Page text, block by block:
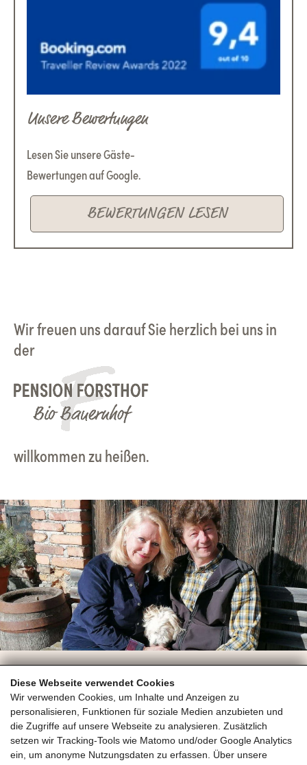
Unsere Bewertungen
Lesen Sie unsere Gäste-
Bewertungen auf Google.
BEWERTUNGEN LESEN
Wir freuen uns darauf Sie herzlich bei uns in
der
willkommen zu heißen.
Glemmerstraße 60
5751 Maishofen
Diese Webseite verwendet Cookies
Wir verwenden Cookies, um Inhalte und Anzeigen zu
personalisieren, Funktionen für soziale Medien anzubieten und
die Zugriffe auf unsere Webseite zu analysieren. Zusätzlich
setzen wir Tracking-Tools wie Matomo und/oder Google Analytics
ein, um anonyme Nutzungsdaten zu erfassen. Über unsere